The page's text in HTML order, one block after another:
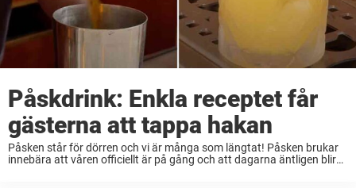
Påskdrink: Enkla receptet får
gästerna att tappa hakan
Påsken står för dörren och vi är många som längtat! Påsken brukar
innebära att våren officiellt är på gång och att dagarna äntligen blir